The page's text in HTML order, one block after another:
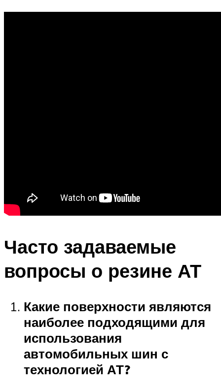
Часто задаваемые
вопросы о резине АТ
Какие поверхности являются
наиболее подходящими для
использования
автомобильных шин с
технологией АТ?